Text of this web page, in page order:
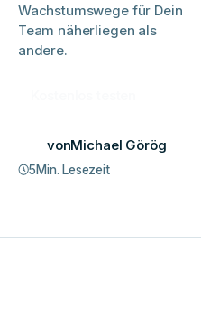
Wachstumswege für Dein
Team näherliegen als
andere.
vonMichael Görög
5Min. Lesezeit